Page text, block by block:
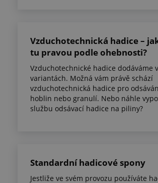
Vzduchotechnická hadice –
tu pravou podle ohebnosti?
Vzduchotechnické hadice dodáváme
variantách. Možná vám právě schází
vzduchotechnická hadice pro
hoblin nebo granulí. Nebo náhle
službu odsávací hadice na piliny?
Standardní hadicové spony
Jestliže ve svém provozu používáte